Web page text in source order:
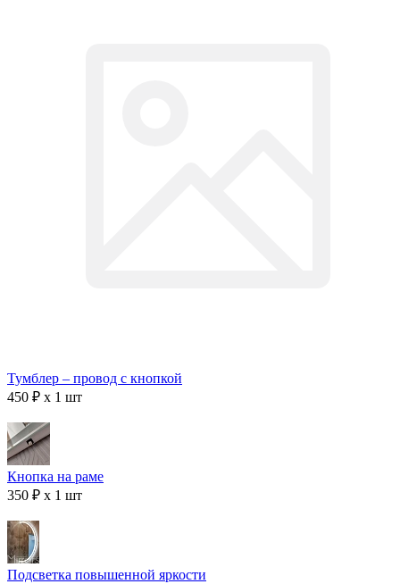
Тумблер – провод с кнопкой
450 ₽ x 1 шт
Кнопка на раме
350 ₽ x 1 шт
Подсветка повышенной яркости